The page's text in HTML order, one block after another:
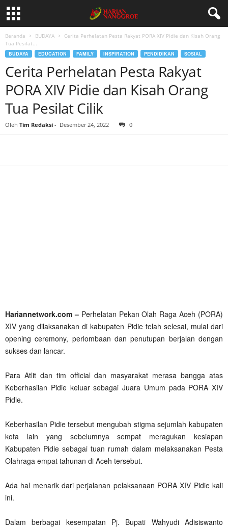
Beranda BUDAYA
Cerita Perhelatan Pesta Rakyat PORA XIV Pidie dan Kisah Orang
Tua Pesilat...
BUDAYA EDUCATION FAMILY INSPIRATION PENDIDIKAN SOSIAL
Cerita Perhelatan Pesta Rakyat
PORA XIV Pidie dan Kisah Orang
Tua Pesilat Cilik
Oleh Tim Redaksi - Desember 24, 2022 0
Hariannetwork.com – Perhelatan Pekan Olah Raga Aceh (PORA)
XIV yang dilaksanakan di kabupaten Pidie telah selesai, mulai dari
opening ceremony, perlombaan dan penutupan berjalan dengan
sukses dan lancar.
Para Atlit dan tim official dan masyarakat merasa bangga atas
Keberhasilan Pidie keluar sebagai Juara Umum pada PORA XIV
Pidie.
Keberhasilan Pidie tersebut mengubah stigma sejumlah kabupaten
kota lain yang sebelumnya sempat meragukan kesiapan
Kabupaten Pidie sebagai tuan rumah dalam melaksanakan Pesta
Olahraga empat tahunan di Aceh tersebut.
Ada hal menarik dari perjalanan pelaksanaan PORA XIV Pidie kali
ini.
Dalam berbagai kesempatan Pj. Bupati Wahyudi Adisiswanto